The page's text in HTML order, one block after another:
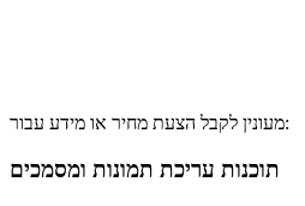
מעונין לקבל הצעת מחיר או מידע עבור:
תוכנות עריכת תמונות ומסמכים